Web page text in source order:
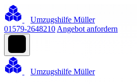
Umzugshilfe Müller
01579-2648210 Angebot anfordern
Umzugshilfe Müller